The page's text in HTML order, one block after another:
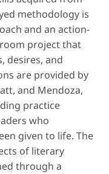
methodology is
and an action-
project that
desires, and
are provided by
and Mendoza,
practice
who
given to life. The
of literary
through a